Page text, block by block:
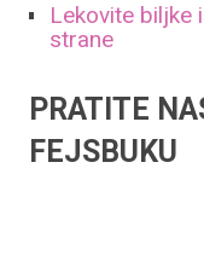
Lekovite biljke
strane
PRATITE
FEJSBUKU